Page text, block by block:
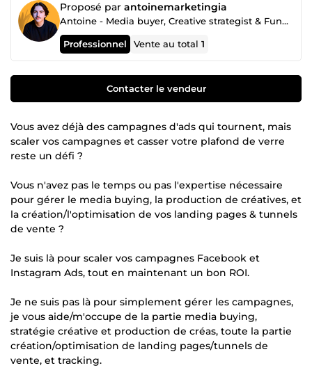
Proposé par antoinemarketingia
Antoine - Media buyer, Creative strategist & Funnel builder
Professionnel Vente au total1
Contacter le vendeur
Vous avez déjà des campagnes d'ads qui tournent, mais
scaler vos campagnes et casser votre plafond de verre
reste un défi ?
Vous n'avez pas le temps ou pas l'expertise nécessaire
pour gérer le media buying, la production de créatives, et
la création/l'optimisation de vos landing pages & tunnels
de vente ?
Je suis là pour scaler vos campagnes Facebook et
Instagram Ads, tout en maintenant un bon ROI.
Je ne suis pas là pour simplement gérer les campagnes,
je vous aide/m'occupe de la partie media buying,
stratégie créative et production de créas, toute la partie
création/optimisation de landing pages/tunnels de
vente, et tracking.